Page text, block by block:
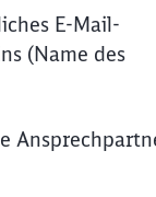
E-Mail-
(Name des